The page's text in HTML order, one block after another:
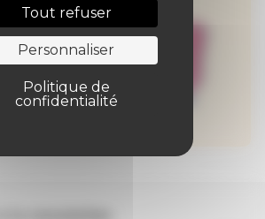
Tout refuser
Personnaliser
Politique de
confidentialité